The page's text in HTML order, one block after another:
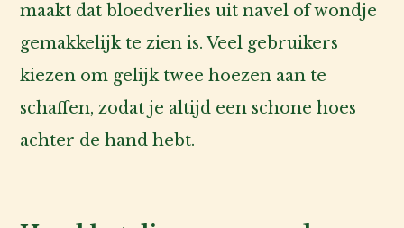
maakt dat bloedverlies uit navel of wondje
gemakkelijk te zien is. Veel gebruikers
kiezen om gelijk twee hoezen aan te
schaffen, zodat je altijd een schone hoes
achter de hand hebt.